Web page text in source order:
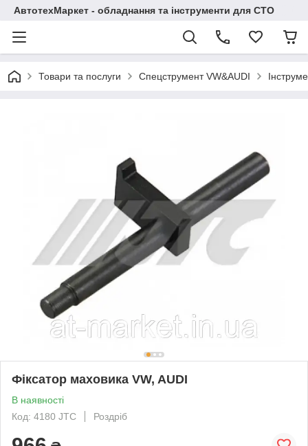
АвтотехМаркет - обладнання та інструменти для СТО
Товари та послуги Спецструмент VW&AUDI
Фіксатор маховика VW, AUDI
В наявності
Код: 4180 JTC
Роздріб